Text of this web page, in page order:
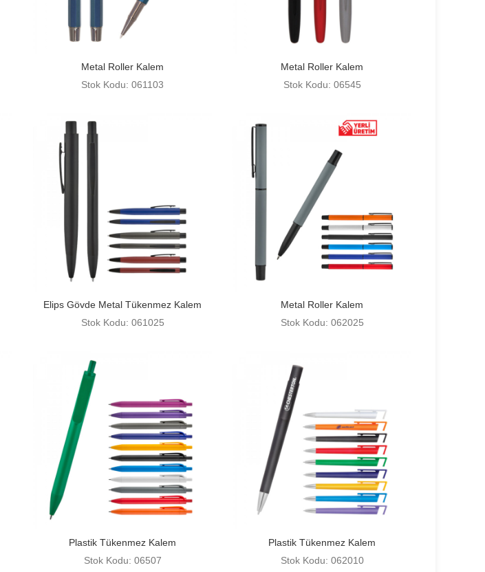
Metal Roller Kalem
Stok Kodu: 061103
Metal Roller Kalem
Stok Kodu: 06545
Elips Gövde Metal Tükenmez Kalem
Stok Kodu: 061025
Metal Roller Kalem
Stok Kodu: 062025
Plastik Tükenmez Kalem
Stok Kodu: 06507
Plastik Tükenmez Kalem
Stok Kodu: 062010